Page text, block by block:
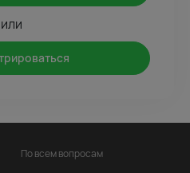
или
По всем вопросам